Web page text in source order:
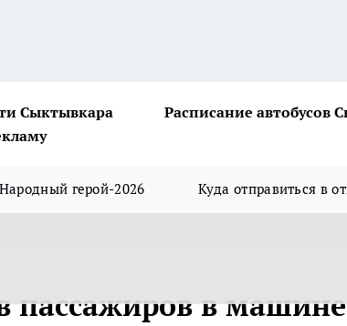
Сыктывкара Расписание автобусов
Народный герой-2026 Куда отправиться в
пассажиров в машине